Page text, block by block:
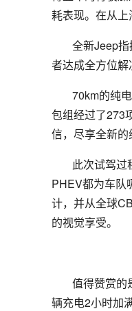
耗表现。在从上
全新Jeep
者达成全方位解
70km的纯
包组经过了273
信，尽享全新的
此次试驾
PHEV都为车队
计，并从全球
的视觉享受。
值得赞赏的
辆充电2小时加